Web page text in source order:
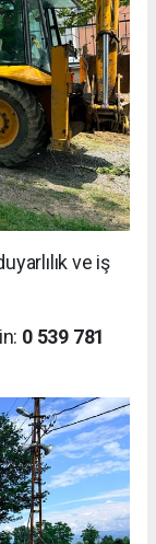
ve iş
0 539 781